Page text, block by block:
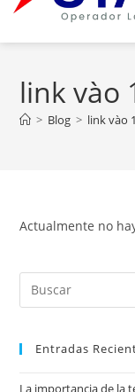
link vào
> Blog > link vào
Actualmente no
Entradas
La importancia de la